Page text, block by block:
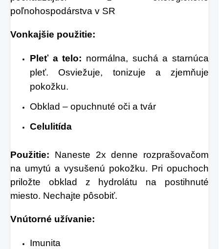
poľnohospodárstva v SR
Vonkajšie použitie:
Pleť a telo: normálna, suchá a starnúca
pleť. Osviežuje, tonizuje a zjemňuje
pokožku.
Obklad – opuchnuté oči a tvár
Celulitída
Použitie: Naneste 2x denne rozprašovačom
na umytú a vysušenú pokožku. Pri opuchoch
priložte obklad z hydrolátu na postihnuté
miesto. Nechajte pôsobiť.
Vnútorné užívanie:
Imunita